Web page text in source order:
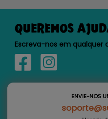
QUEREMOS
Escreva-nos em qualquer
ENVIE-NOS